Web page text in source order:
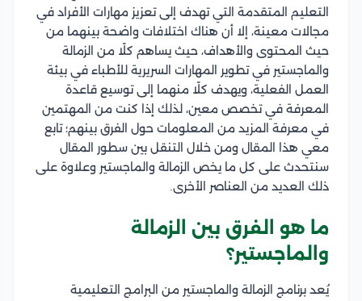
التعليم المتقدمة التي تهدف إلى تعزيز مهارات الأفراد في
مجالات معينة، إلا أن هناك اختلافات واضحة بينهما من
حيث المحتوى والأهداف، حيث يساهم كلًا من الزمالة
والماجستير في تطوير المهارات السريرية للأطباء في بيئة
العمل الفعلية، ويهدف كلًا منهما إلى توسيع قاعدة
المعرفة في تخصص معين، لذلك إذا كنت من المهتمين
في معرفة المزيد من المعلومات حول الفرق بينهم؛ تابع
معي هذا المقال ومن خلال التنقل بين سطور المقال
سنتحدث على كل ما يخص الزمالة والماجستير وعلاوة على
ذلك العديد من العناصر الأخرى.
ما هو الفرق بين الزمالة
والماجستير؟
يُعد برنامج الزمالة والماجستير من البرامج التعليمية